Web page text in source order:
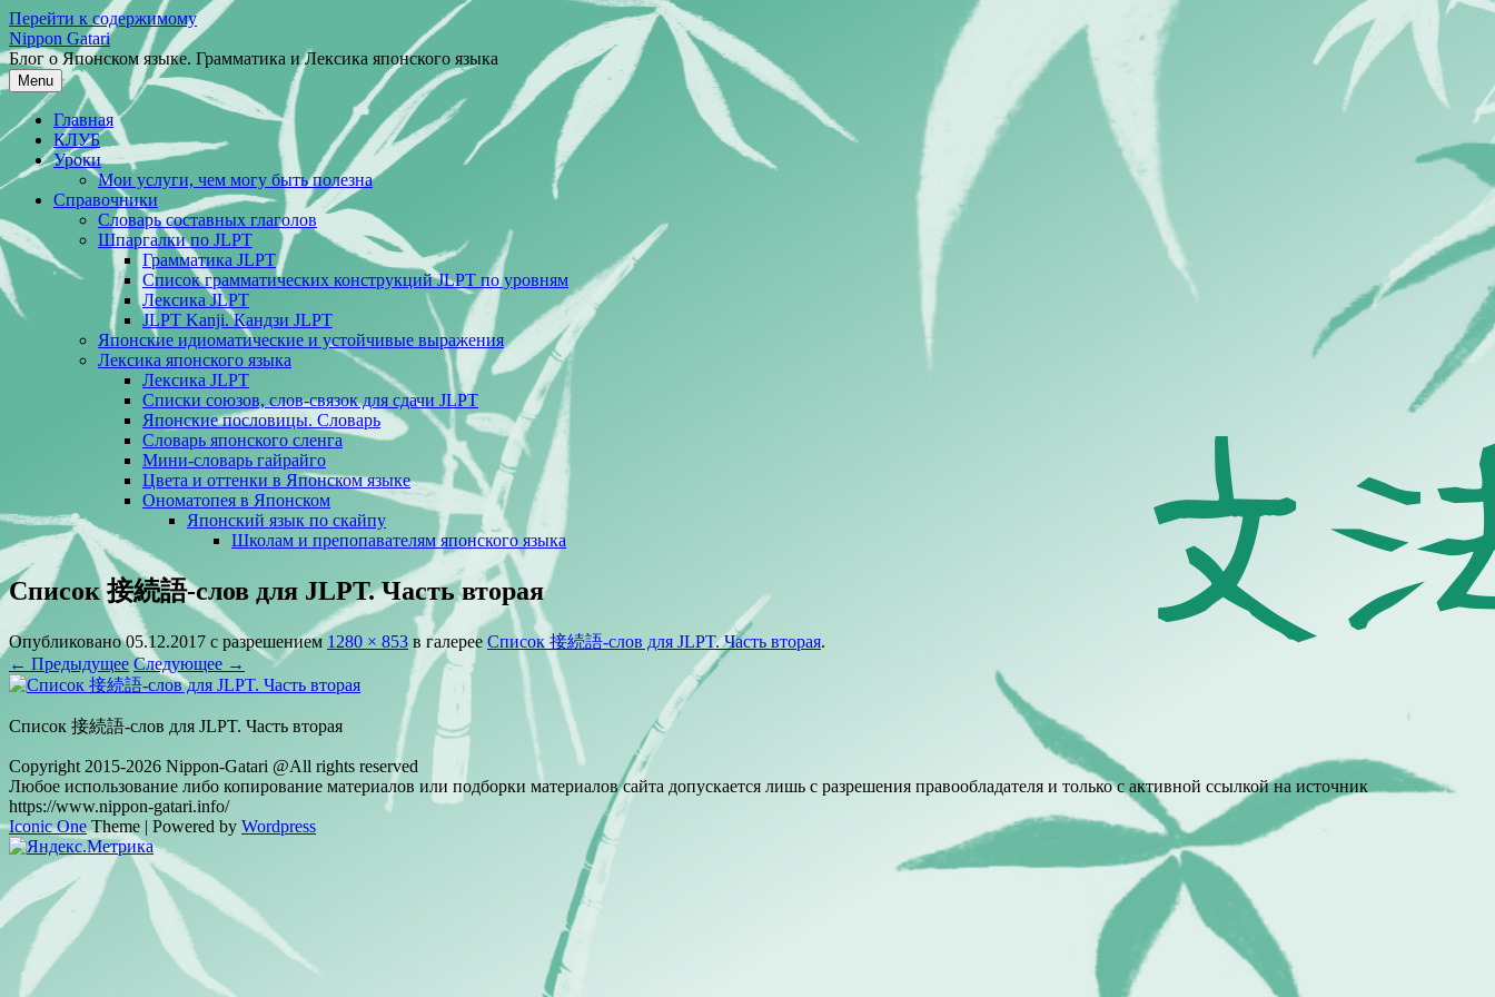
Перейти к содержимому
Nippon Gatari
Блог о Японском языке. Грамматика и Лексика японского языка
Menu
Главная
КЛУБ
Уроки
Мои услуги, чем могу быть полезна
Справочники
Словарь составных глаголов
Шпаргалки по JLPT
Грамматика JLPT
Список грамматических конструкций JLPT по уровням
Лексика JLPT
JLPT Kanji. Кандзи JLPT
Японские идиоматические и устойчивые выражения
Лексика японского языка
Лексика JLPT
Списки союзов, слов-связок для сдачи JLPT
Японские пословицы. Словарь
Словарь японского сленга
Мини-словарь гайрайго
Цвета и оттенки в Японском языке
Ономатопея в Японском
Японский язык по скайпу
Школам и препопавателям японского языка
Список 接続語-слов для JLPT. Часть вторая
Опубликовано05.12.2017 с разрешением 1280 × 853 в галерее Список 接続語-слов для JLPT. Часть вторая.
← Предыдущее Следующее →
Список 接続語-слов для JLPT. Часть вторая
Copyright 2015-2026 Nippon-Gatari @All rights reserved
Любое использование либо копирование материалов или подборки материалов сайта допускается лишь с разрешения правообладателя и только с активной ссылкой на источник
https://www.nippon-gatari.info/
Iconic OneTheme | Powered by Wordpress